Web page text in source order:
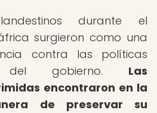
durante el
surgieron como una
contra las políticas
del gobierno. Las
encontraron en la
de preservar su